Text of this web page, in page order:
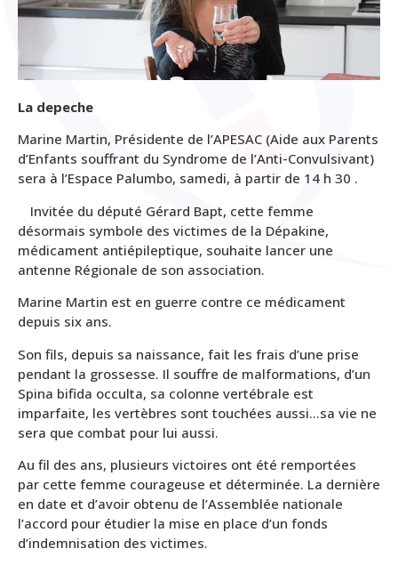
La depeche
Marine Martin, Présidente de l’APESAC (Aide aux Parents
d’Enfants souffrant du Syndrome de l’Anti-Convulsivant)
sera à l’Espace Palumbo, samedi, à partir de 14 h 30 .
Invitée du député Gérard Bapt, cette femme
désormais symbole des victimes de la Dépakine,
médicament antiépileptique, souhaite lancer une
antenne Régionale de son association.
Marine Martin est en guerre contre ce médicament
depuis six ans.
Son fils, depuis sa naissance, fait les frais d’une prise
pendant la grossesse. Il souffre de malformations, d’un
Spina bifida occulta, sa colonne vertébrale est
imparfaite, les vertèbres sont touchées aussi…sa vie ne
sera que combat pour lui aussi.
Au fil des ans, plusieurs victoires ont été remportées
par cette femme courageuse et déterminée. La dernière
en date et d’avoir obtenu de l’Assemblée nationale
l’accord pour étudier la mise en place d’un fonds
d’indemnisation des victimes.